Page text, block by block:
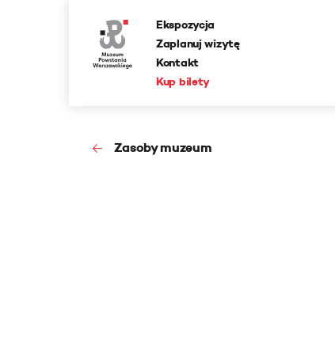
Ekspozycja
Zaplanuj wizytę
Kontakt
Kup bilety
Zasoby muzeum